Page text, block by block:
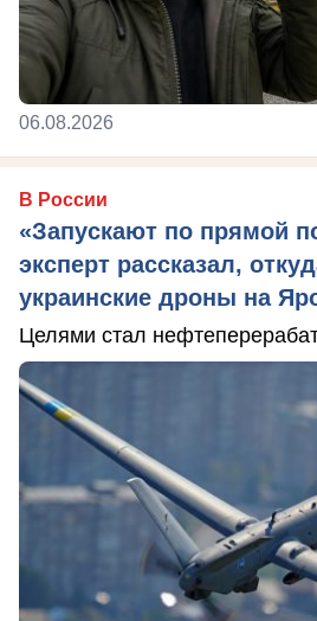
06.08.2026
В России
«Запускают по прямой
эксперт рассказал,
украинские дроны на
Целями стал